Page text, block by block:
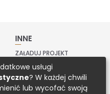
INNE
ZAŁADUJ PROJEKT
usługi
? W każdej chwili
lub wycofać swoją